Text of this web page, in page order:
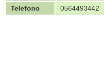
Telefono
0564493442